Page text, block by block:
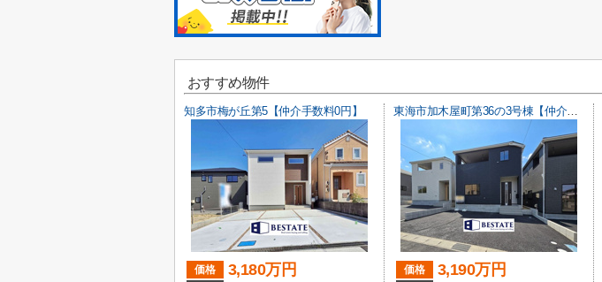
おすすめ物件
知多市梅が丘第5【仲介手数料0円】
価格 3,180万円
東海市加木屋町第36の3号棟【仲介手数料0円】
価格 3,190万円